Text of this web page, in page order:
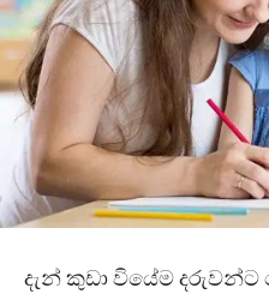
දැන් කුඩා වියේම